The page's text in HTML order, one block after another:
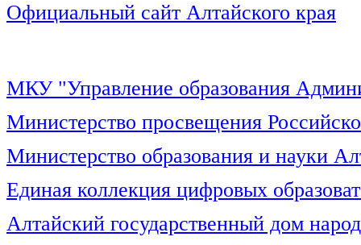
Официальный сайт Алтайского края
МКУ "Управление образования
Министерство просвещения
Министерство образования и науки
Единая коллекция цифровых
Алтайский государственный дом